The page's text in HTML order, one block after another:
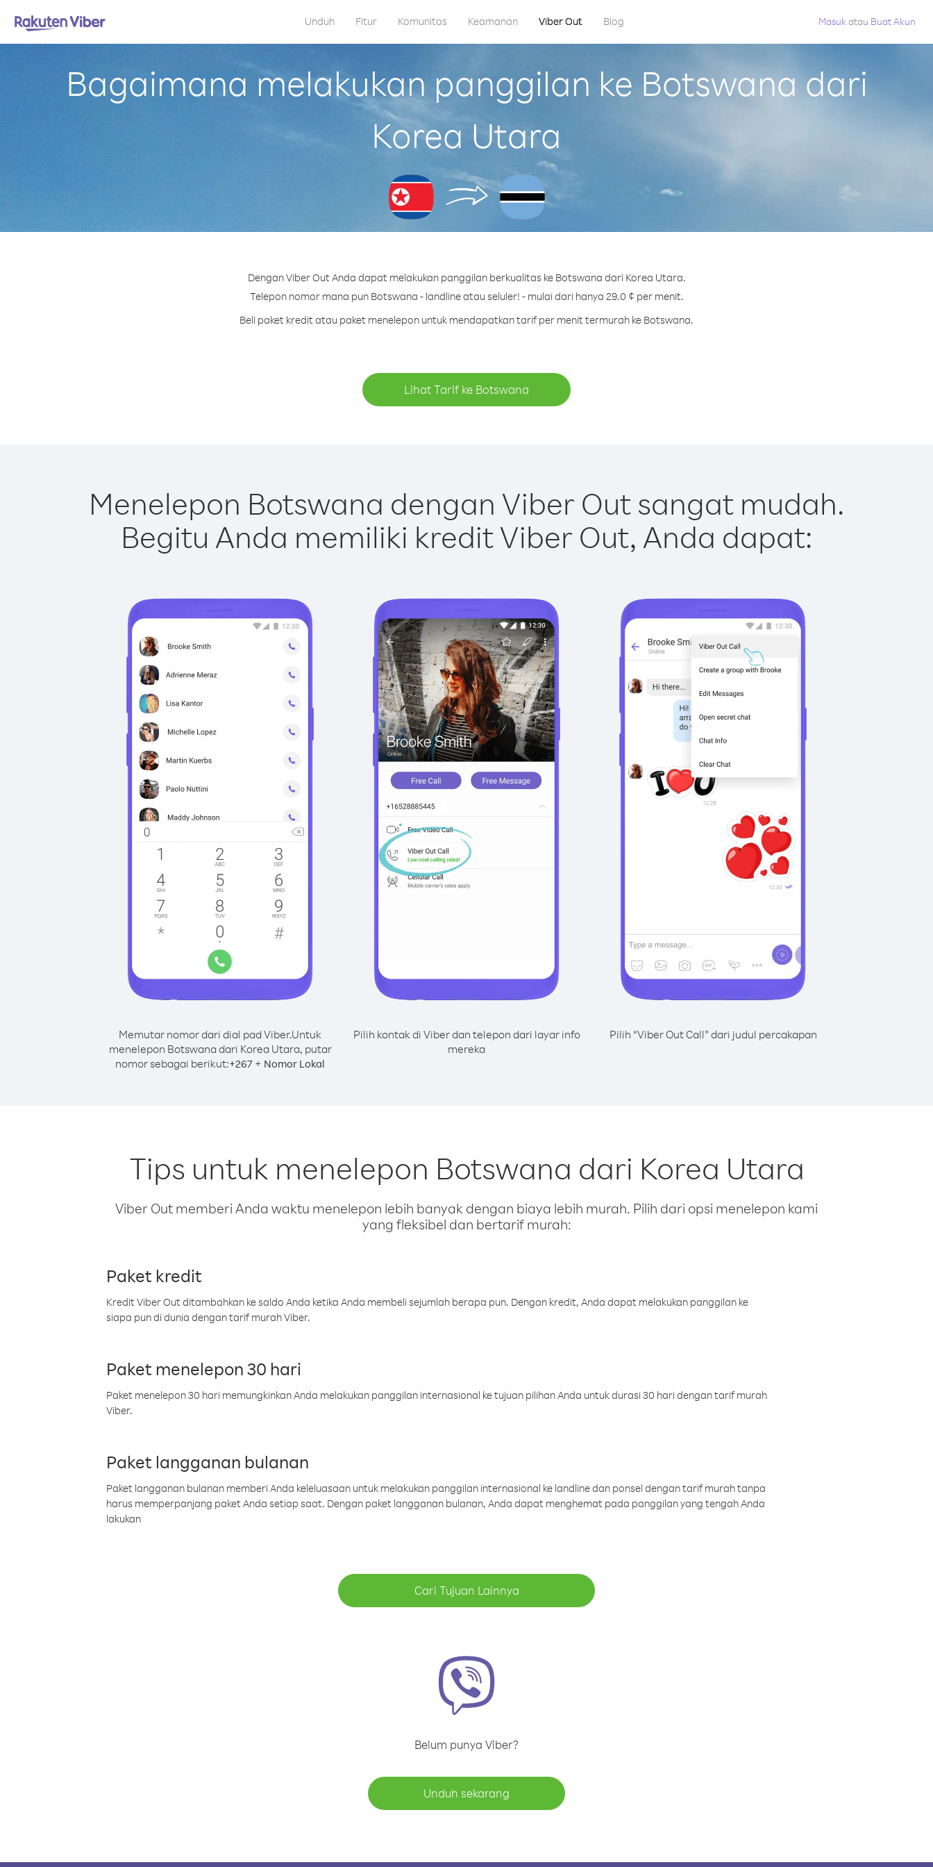
Unduh Fitur Komunitas Keamanan Viber Out Blog Masuk atau Buat Akun
Bagaimana melakukan panggilan ke Botswana dari
Korea Utara
Dengan Viber Out Anda dapat melakukan panggilan berkualitas ke Botswana dari Korea Utara.
Telepon nomor mana pun Botswana - landline atau seluler! - mulai dari hanya 29.0 ¢ per menit.
Beli paket kredit atau paket menelepon untuk mendapatkan tarif per menit termurah ke Botswana.
Lihat Tarif ke Botswana
Menelepon Botswana dengan Viber Out sangat mudah.
Begitu Anda memiliki kredit Viber Out, Anda dapat:
Memutar nomor dari dial pad Viber.Untuk
menelepon Botswana dari Korea Utara, putar
nomor sebagai berikut:+267 + Nomor Lokal
Pilih kontak di Viber dan telepon dari layar info
mereka
Pilih “Viber Out Call” dari judul percakapan
Tips untuk menelepon Botswana dari Korea Utara
Viber Out memberi Anda waktu menelepon lebih banyak dengan biaya lebih murah. Pilih dari opsi menelepon kami
yang fleksibel dan bertarif murah:
Paket kredit
Kredit Viber Out ditambahkan ke saldo Anda ketika Anda membeli sejumlah berapa pun. Dengan kredit, Anda dapat melakukan panggilan ke
siapa pun di dunia dengan tarif murah Viber.
Paket menelepon 30 hari
Paket menelepon 30 hari memungkinkan Anda melakukan panggilan internasional ke tujuan pilihan Anda untuk durasi 30 hari dengan tarif murah
Viber.
Paket langganan bulanan
Paket langganan bulanan memberi Anda keleluasaan untuk melakukan panggilan internasional ke landline dan ponsel dengan tarif murah tanpa
harus memperpanjang paket Anda setiap saat. Dengan paket langganan bulanan, Anda dapat menghemat pada panggilan yang tengah Anda
lakukan
Cari Tujuan Lainnya
Belum punya Viber?
Unduh sekarang